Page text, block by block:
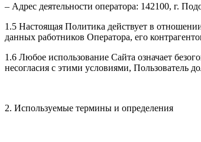
– Адрес деятельности оператора: 142100, г.
1.5 Настоящая Политика действует в
данных работников Оператора, его
1.6 Любое использование Сайта означает
несогласия с этими условиями, Пользователь
2. Используемые термины и определения